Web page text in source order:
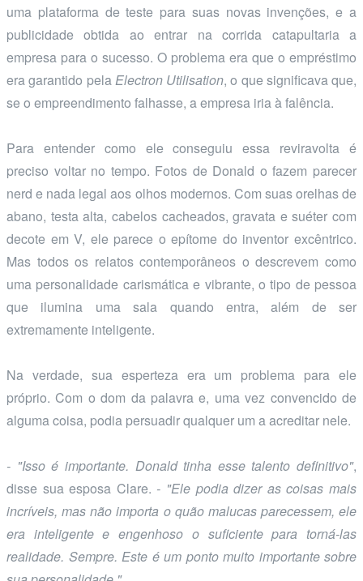
uma plataforma de teste para suas novas invenções, e a
publicidade obtida ao entrar na corrida catapultaria a
empresa para o sucesso. O problema era que o empréstimo
era garantido pelaElectron Utilisation, o que significava que,
se o empreendimento falhasse, a empresa iria à falência.
Para entender como ele conseguiu essa reviravolta é
preciso voltar no tempo. Fotos de Donald o fazem parecer
nerd e nada legal aos olhos modernos. Com suas orelhas de
abano, testa alta, cabelos cacheados, gravata e suéter com
decote em V, ele parece o epítome do inventor excêntrico.
Mas todos os relatos contemporâneos o descrevem como
uma personalidade carismática e vibrante, o tipo de pessoa
que ilumina uma sala quando entra, além de ser
extremamente inteligente.
Na verdade, sua esperteza era um problema para ele
próprio. Com o dom da palavra e, uma vez convencido de
alguma coisa, podia persuadir qualquer um a acreditar nele.
- "Isso é importante. Donald tinha esse talento definitivo",
disse sua esposa Clare. - "Ele podia dizer as coisas mais
incríveis, mas não importa o quão malucas parecessem, ele
era inteligente e engenhoso o suficiente para torná-las
realidade. Sempre. Este é um ponto muito importante sobre